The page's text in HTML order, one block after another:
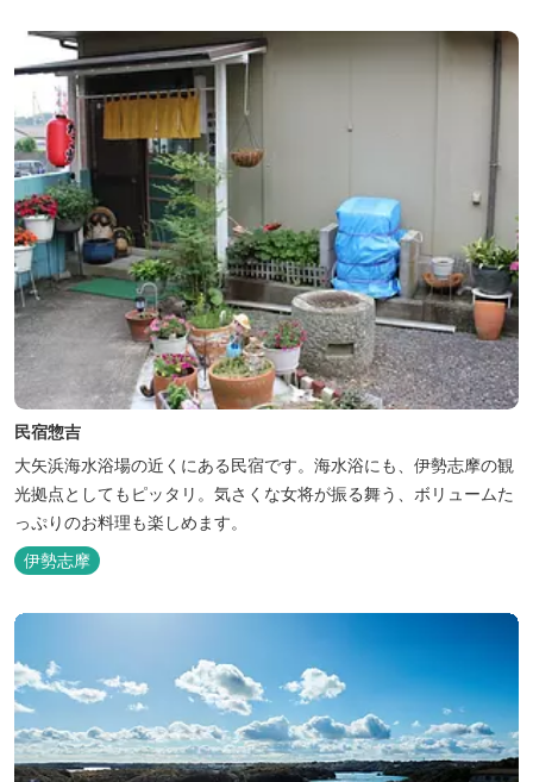
民宿惣吉
大矢浜海水浴場の近くにある民宿です。海水浴にも、伊勢志摩の観
光拠点としてもピッタリ。気さくな女将が振る舞う、ボリュームた
っぷりのお料理も楽しめます。
伊勢志摩